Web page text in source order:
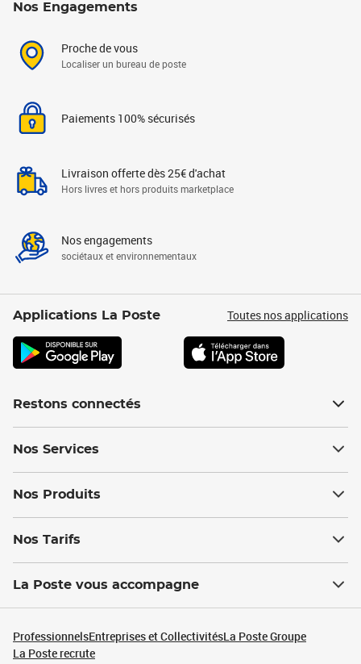
Nos Engagements
Proche de vous
Localiser un bureau de poste
Paiements 100% sécurisés
Livraison offerte dès 25€ d'achat
Hors livres et hors produits marketplace
Nos engagements
sociétaux et environnementaux
Applications La Poste Toutes nos applications
Restons connectés
Nos Services
Nos Produits
Nos Tarifs
La Poste vous accompagne
ProfessionnelsEntreprises et CollectivitésLa Poste Groupe
La Poste recrute